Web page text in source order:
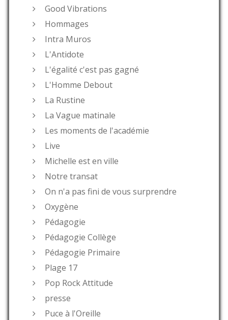
Good Vibrations
Hommages
Intra Muros
L'Antidote
L'égalité c'est pas gagné
L'Homme Debout
La Rustine
La Vague matinale
Les moments de l'académie
Live
Michelle est en ville
Notre transat
On n'a pas fini de vous surprendre
Oxygène
Pédagogie
Pédagogie Collège
Pédagogie Primaire
Plage 17
Pop Rock Attitude
presse
Puce à l'Oreille